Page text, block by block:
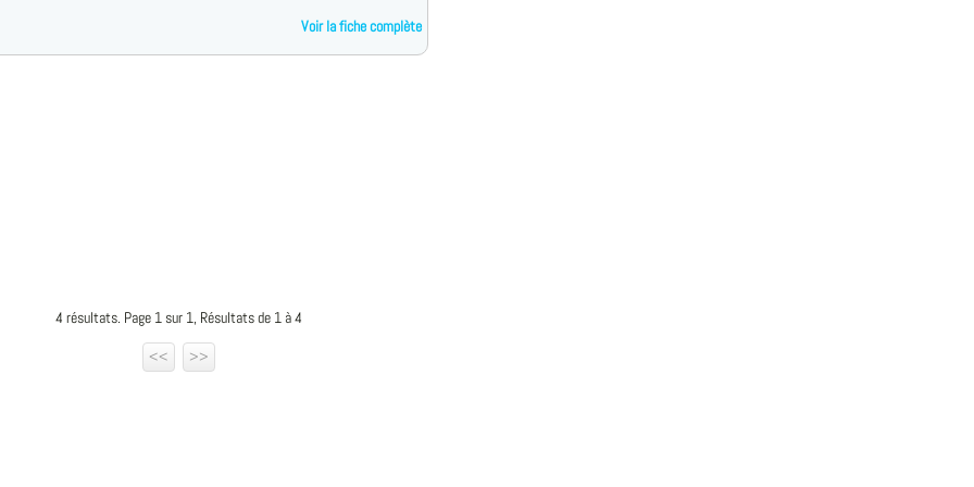
Voir la fiche complète
4 résultats. Page 1 sur 1, Résultats de 1 à 4
<<
>>